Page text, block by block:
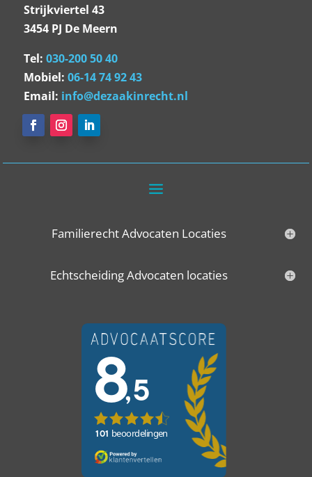
Strijkviertel 43
3454 PJ De Meern
Tel: 030-200 50 40
Mobiel: 06-14 74 92 43
Email: info@dezaakinrecht.nl
Familierecht Advocaten Locaties
Echtscheiding Advocaten locaties